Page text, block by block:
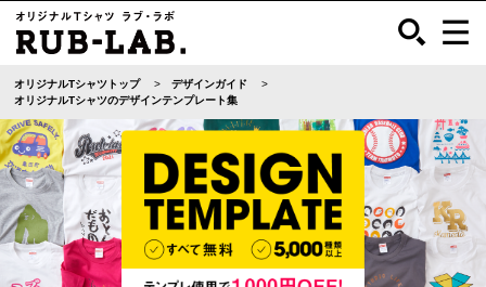
オリジナルTシャツトップ
デザインガイド
オリジナルTシャツのデザインテンプレート集